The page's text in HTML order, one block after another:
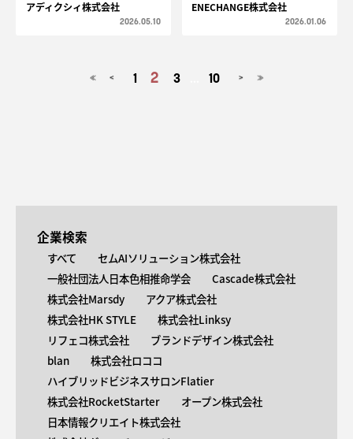
アディクシィ株式会社
2026.05.10
ENECHANGE株式会社
2026.01.06
≪ < 1 2 3 10 > ≫
企業検索
すべて
セムAIソリューション株式会社
一般社団法人日本色相推命学会
Cascade株式会社
株式会社Marsdy
アクア株式会社
株式会社HK STYLE
株式会社Linksy
リフェコ株式会社
ブランドデザイン株式会社
blan
株式会社ロココ
ハイブリッドビジネスサロンFlatier
株式会社RocketStarter
オープン株式会社
日本情報クリエイト株式会社